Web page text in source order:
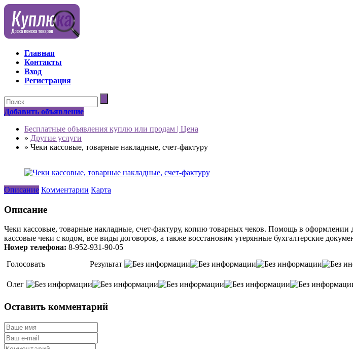
Главная
Контакты
Вход
Регистрация
Добавить объявление
Бесплатные объявления куплю или продам | Цена
» Другие услуги
» Чеки кассовые, товарные накладные, счет-фактуру
Описание Комментарии Карта
Описание
Чеки кассовые, товарные накладные, счет-фактуру, копию товарных чеков. Помощь в
кассовые чеки с кодом, все виды договоров, а также восстановим утерянные бухгалтерские
Номер телефона: 8-952-931-90-05
Голосовать
Результат
Олег
Оставить комментарий